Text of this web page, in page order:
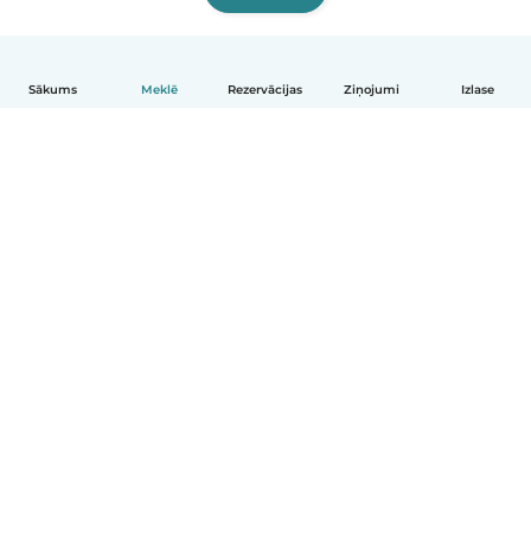
Sākums Meklē Rezervācijas Ziņojumi Izlase